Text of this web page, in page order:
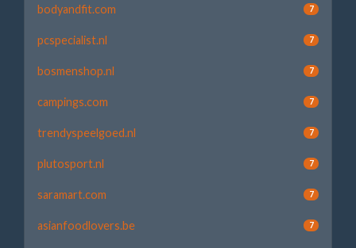
bodyandfit.com 7
pcspecialist.nl 7
bosmenshop.nl 7
campings.com 7
trendyspeelgoed.nl 7
plutosport.nl 7
saramart.com 7
asianfoodlovers.be 7